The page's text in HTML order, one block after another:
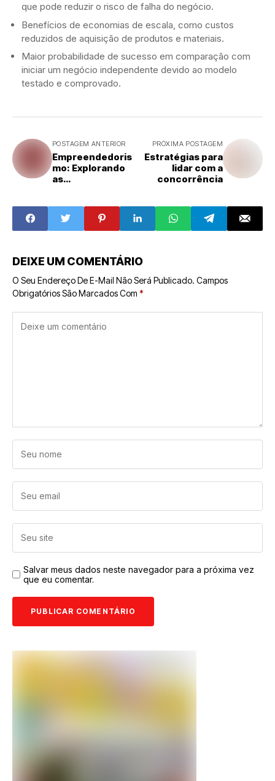
que pode reduzir o risco de falha do negócio.
Benefícios de economias de escala, como custos
reduzidos de aquisição de produtos e materiais.
Maior probabilidade de sucesso em comparação com
iniciar um negócio independente devido ao modelo
testado e comprovado.
POSTAGEM ANTERIOR
Empreendedoris
mo: Explorando
as
PRÓXIMA POSTAGEM
Estratégias para
lidar com a
concorrência
DEIXE UM COMENTÁRIO
O Seu Endereço De E-Mail Não Será Publicado. Campos
Obrigatórios São Marcados Com *
Salvar meus dados neste navegador para a próxima vez
que eu comentar.